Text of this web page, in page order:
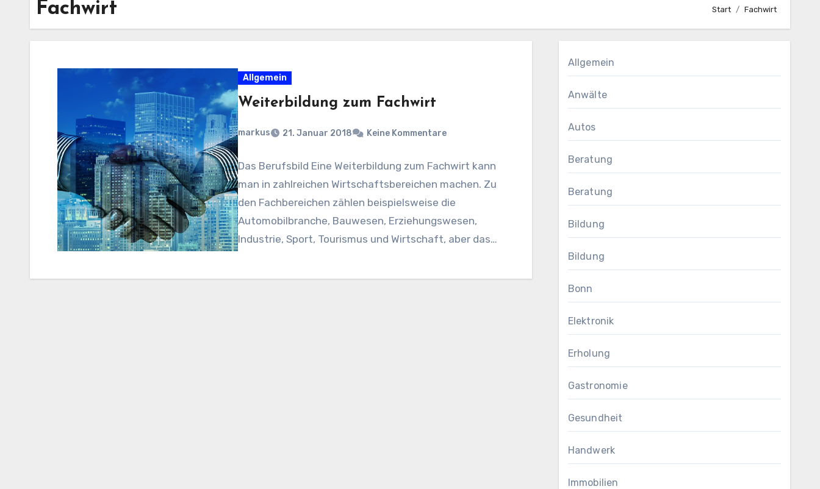
Fachwirt Start Fachwirt
Allgemein
Weiterbildung zum Fachwirt
markus 21. Januar 2018 Keine Kommentare
Das Berufsbild Eine Weiterbildung zum Fachwirt kann
man in zahlreichen Wirtschaftsbereichen machen. Zu
den Fachbereichen zählen beispielsweise die
Automobilbranche, Bauwesen, Erziehungswesen,
Industrie, Sport, Tourismus und Wirtschaft, aber das
Allgemein
Anwälte
Autos
Beratung
Beratung
Bildung
Bildung
Bonn
Elektronik
Erholung
Gastronomie
Gesundheit
Handwerk
Immobilien